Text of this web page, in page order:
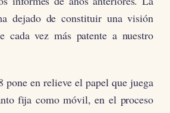
dejado de constituir una visión
cada vez más patente a nuestro
pone en relieve el papel que juega
fija como móvil, en el proceso